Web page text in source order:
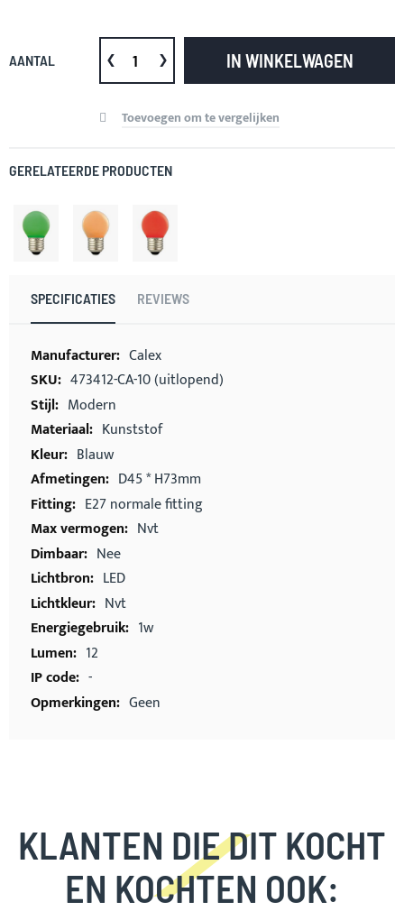
AANTAL IN WINKELWAGEN
Toevoegen om te vergelijken
GERELATEERDE PRODUCTEN
SPECIFICATIES REVIEWS
Meer
informatie
Calex
473412-CA-10 (uitlopend)
Modern
Kunststof
Blauw
D45 * H73mm
E27 normale fitting
Nvt
Nee
LED
Nvt
1w
12
-
Geen
KLANTEN DIE DIT KOCHT
EN KOCHTEN OOK: